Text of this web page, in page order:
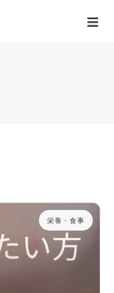
栄養・食事